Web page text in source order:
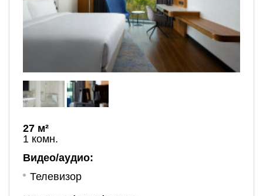
27 м²
1 комн.
Видео/аудио:
Телевизор